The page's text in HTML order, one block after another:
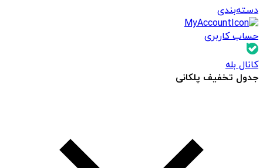
دسته‌بندی
حساب کاربری
کانال بله
جدول تخفیف پلکانی